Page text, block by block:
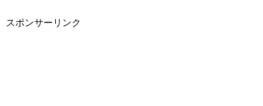
スポンサーリンク